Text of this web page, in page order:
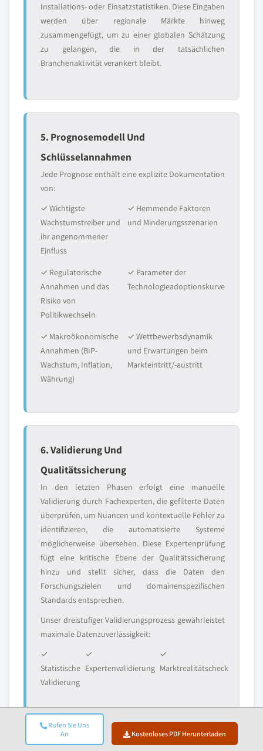
Rufen Sie Uns
An
Kostenloses PDF Herunterladen
Installations- oder Einsatzstatistiken. Diese Eingaben
werden über regionale Märkte hinweg
zusammengefügt, um zu einer globalen Schätzung
zu gelangen, die in der tatsächlichen
Branchenaktivität verankert bleibt.
5. Prognosemodell Und
Schlüsselannahmen
Jede Prognose enthält eine explizite Dokumentation
von:
✓ Wichtigste
Wachstumstreiber und
ihr angenommener
Einfluss
✓ Hemmende Faktoren
und Minderungsszenarien
✓ Regulatorische
Annahmen und das
Risiko von
Politikwechseln
✓ Parameter der
Technologieadoptionskurve
✓ Makroökonomische
Annahmen (BIP-
Wachstum, Inflation,
Währung)
✓ Wettbewerbsdynamik
und Erwartungen beim
Markteintritt/-austritt
6. Validierung Und
Qualitätssicherung
In den letzten Phasen erfolgt eine manuelle
Validierung durch Fachexperten, die gefilterte Daten
überprüfen, um Nuancen und kontextuelle Fehler zu
identifizieren, die automatisierte Systeme
möglicherweise übersehen. Diese Expertenprüfung
fügt eine kritische Ebene der Qualitätssicherung
hinzu und stellt sicher, dass die Daten den
Forschungszielen und domainenspezifischen
Standards entsprechen.
Unser dreistufiger Validierungsprozess gewährleistet
maximale Datenzuverlässigkeit:
✓
Statistische
Validierung
✓
Expertenvalidierung
✓
Marktrealitätscheck
Vertrauen & Glaubwürdigkeit